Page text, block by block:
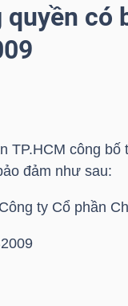
có
TP.HCM công
đảm như sau:
ty Cổ phần